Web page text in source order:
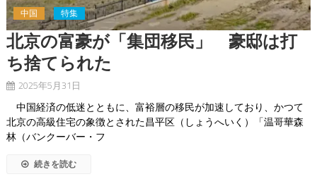
中国 特集
北京の富豪が「集団移民」 豪邸は打
ち捨てられた
2025年5月31日
中国経済の低迷とともに、富裕層の移民が加速しており、かつて
北京の高級住宅の象徴とされた昌平区（しょうへいく）「温哥華森
林（バンクーバー・フ
続きを読む